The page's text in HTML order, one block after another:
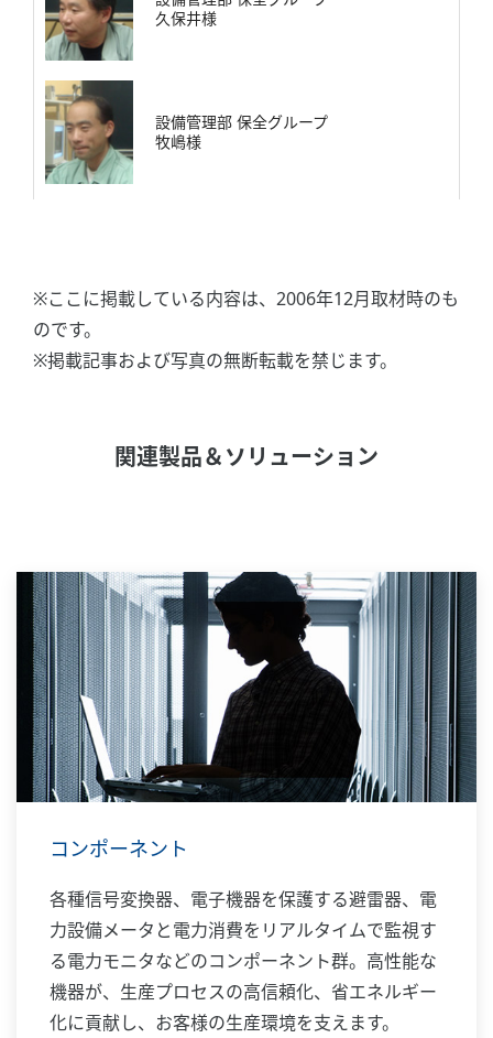
久保井様
設備管理部 保全グループ
牧嶋様
※ここに掲載している内容は、2006年12月取材時のも
のです。
※掲載記事および写真の無断転載を禁じます。
関連製品＆ソリューション
コンポーネント
各種信号変換器、電子機器を保護する避雷器、電
力設備メータと電力消費をリアルタイムで監視す
る電力モニタなどのコンポーネント群。高性能な
機器が、生産プロセスの高信頼化、省エネルギー
化に貢献し、お客様の生産環境を支えます。